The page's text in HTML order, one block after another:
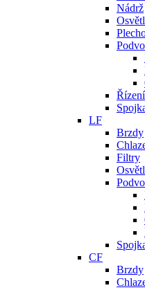
Nádrž
Řízení
LF
Brzdy
Filtry
CF
Brzdy